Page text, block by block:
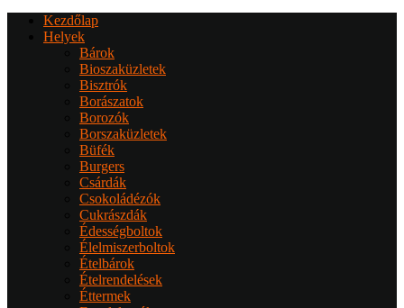
Kezdőlap
Helyek
Bárok
Bioszaküzletek
Bisztrók
Borászatok
Borozók
Borszaküzletek
Büfék
Burgers
Csárdák
Csokoládézók
Cukrászdák
Édességboltok
Élelmiszerboltok
Ételbárok
Ételrendelések
Éttermek